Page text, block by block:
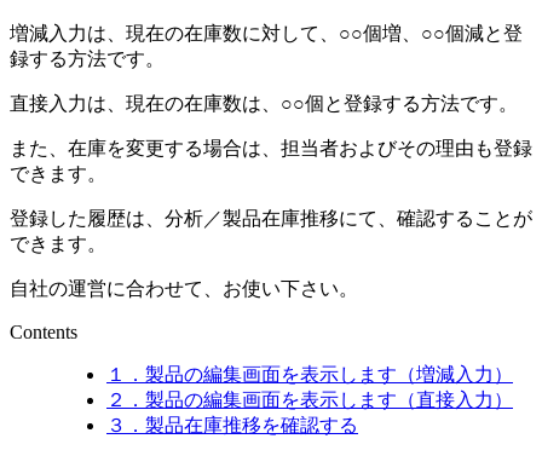
増減入力は、現在の在庫数に対して、○○個増、○○個減と登
録する方法です。
直接入力は、現在の在庫数は、○○個と登録する方法です。
また、在庫を変更する場合は、担当者およびその理由も登録
できます。
登録した履歴は、分析／製品在庫推移にて、確認することが
できます。
自社の運営に合わせて、お使い下さい。
Contents
１．製品の編集画面を表示します（増減入力）
２．製品の編集画面を表示します（直接入力）
３．製品在庫推移を確認する